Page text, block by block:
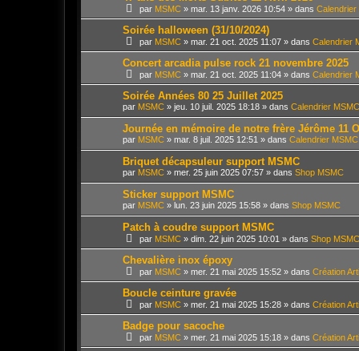
par MSMC » mar. 13 janv. 2026 10:54 » dans Calendrier
Soirée halloween (31/10/2024)
par MSMC » mar. 21 oct. 2025 11:07 » dans Calendrier
Concert arcadia pulse rock 21 novembre 2025
par MSMC » mar. 21 oct. 2025 11:04 » dans Calendrier
Soirée Années 80 25 Juillet 2025
par MSMC » jeu. 10 juil. 2025 18:18 » dans Calendrier MSMC
Journée en mémoire de notre frère Jérôme 11
par MSMC » mar. 8 juil. 2025 12:51 » dans Calendrier MSMC
Briquet décapsuleur support MSMC
par MSMC » mer. 25 juin 2025 07:57 » dans Shop MSMC
Sticker support MSMC
par MSMC » lun. 23 juin 2025 15:58 » dans Shop MSMC
Patch à coudre support MSMC
par MSMC » dim. 22 juin 2025 10:01 » dans Shop MSMC
Chevalière inox époxy
par MSMC » mer. 21 mai 2025 15:52 » dans Création
Boucle ceinture gravée
par MSMC » mer. 21 mai 2025 15:28 » dans Création
Badge pour sacoche
par MSMC » mer. 21 mai 2025 15:18 » dans Création